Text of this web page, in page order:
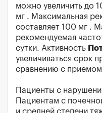
можно увеличить до
мг . Максимальная
составляет 100 мг .
рекомендуемая
сутки. Активность
увеличиваться срок
сравнению с
Пациенты с
Пациентам с